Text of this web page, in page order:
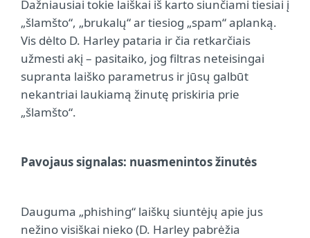
Dažniausiai tokie laiškai iš karto siunčiami tiesiai į
„šlamšto“, „brukalų“ ar tiesiog „spam“ aplanką.
Vis dėlto D. Harley pataria ir čia retkarčiais
užmesti akį – pasitaiko, jog filtras neteisingai
supranta laiško parametrus ir jūsų galbūt
nekantriai laukiamą žinutę priskiria prie
„šlamšto“.
Pavojaus signalas: nuasmenintos žinutės
Dauguma „phishing“ laiškų siuntėjų apie jus
nežino visiškai nieko (D. Harley pabrėžia